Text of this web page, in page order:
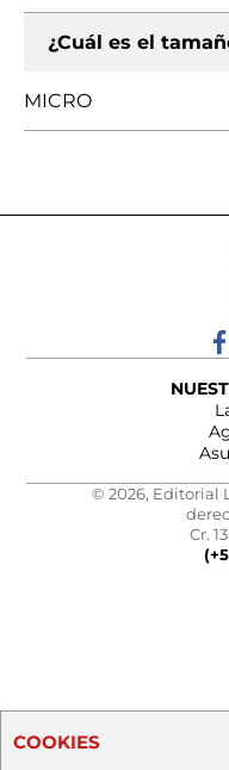
¿Cuál es el
MICRO
© 2026, Editorial
Cr.
COOKIES